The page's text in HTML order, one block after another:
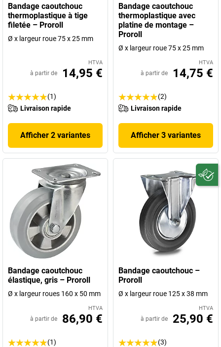
Bandage caoutchouc
thermoplastique à tige
filetée – Proroll
Ø x largeur roue 75 x 25 mm
HTVA
à partir de 14,95 €
(1)
Livraison rapide
Afficher 2 variantes
Bandage caoutchouc
thermoplastique avec
platine de montage –
Proroll
Ø x largeur roue 75 x 25 mm
HTVA
à partir de 14,75 €
(2)
Livraison rapide
Afficher 3 variantes
Bandage caoutchouc
élastique, gris – Proroll
Ø x largeur roues 160 x 50 mm
HTVA
à partir de 86,90 €
(1)
Bandage caoutchouc –
Proroll
Ø x largeur roue 125 x 38 mm
HTVA
à partir de 25,90 €
(3)